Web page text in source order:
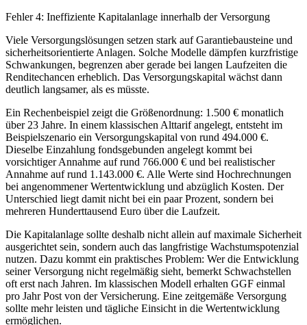
Fehler 4: Ineffiziente Kapitalanlage innerhalb der Versorgung
Viele Versorgungslösungen setzen stark auf Garantiebausteine und
sicherheitsorientierte Anlagen. Solche Modelle dämpfen kurzfristige
Schwankungen, begrenzen aber gerade bei langen Laufzeiten die
Renditechancen erheblich. Das Versorgungskapital wächst dann
deutlich langsamer, als es müsste.
Ein Rechenbeispiel zeigt die Größenordnung: 1.500 € monatlich
über 23 Jahre. In einem klassischen Alttarif angelegt, entsteht im
Beispielszenario ein Versorgungskapital von rund 494.000 €.
Dieselbe Einzahlung fondsgebunden angelegt kommt bei
vorsichtiger Annahme auf rund 766.000 € und bei realistischer
Annahme auf rund 1.143.000 €. Alle Werte sind Hochrechnungen
bei angenommener Wertentwicklung und abzüglich Kosten. Der
Unterschied liegt damit nicht bei ein paar Prozent, sondern bei
mehreren Hunderttausend Euro über die Laufzeit.
Die Kapitalanlage sollte deshalb nicht allein auf maximale Sicherheit
ausgerichtet sein, sondern auch das langfristige Wachstumspotenzial
nutzen. Dazu kommt ein praktisches Problem: Wer die Entwicklung
seiner Versorgung nicht regelmäßig sieht, bemerkt Schwachstellen
oft erst nach Jahren. Im klassischen Modell erhalten GGF einmal
pro Jahr Post von der Versicherung. Eine zeitgemäße Versorgung
sollte mehr leisten und tägliche Einsicht in die Wertentwicklung
ermöglichen.